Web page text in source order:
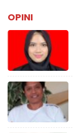
OPINI